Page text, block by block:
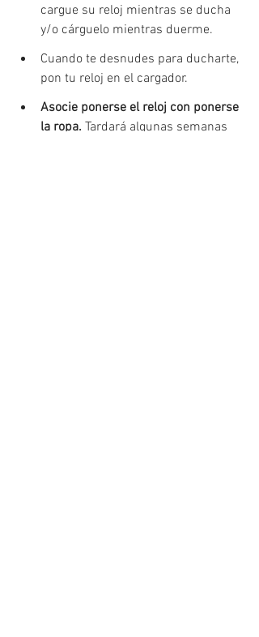
cargue su reloj mientras se ducha
y/o cárguelo mientras duerme.
Cuando te desnudes para ducharte,
pon tu reloj en el cargador.
Asocie ponerse el reloj con ponerse
la ropa. Tardará algunas semanas